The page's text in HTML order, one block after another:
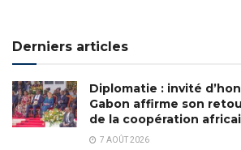
Derniers articles
Diplomatie : invité
Gabon affirme son
de la coopération
7 AOÛT 2026